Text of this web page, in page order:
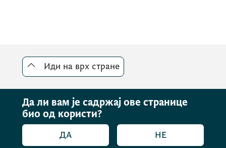
Иди на врх стране
Да ли вам је садржај ове странице
био од користи?
ДА НЕ